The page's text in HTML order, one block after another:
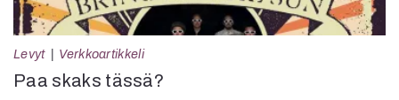
Levyt Verkkoartikkeli
Paa skaks tässä?